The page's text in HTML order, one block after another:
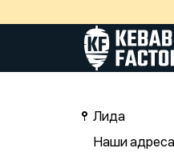
Лида
Наши адреса